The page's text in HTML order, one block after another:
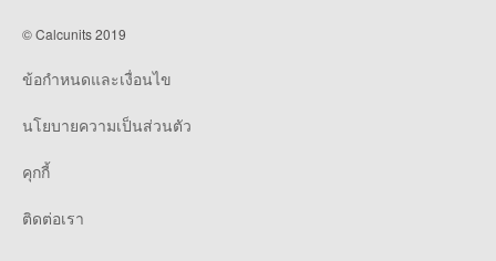
© Calcunits 2019
ข้อกำหนดและเงื่อนไข
นโยบายความเป็นส่วนตัว
คุกกี้
ติดต่อเรา